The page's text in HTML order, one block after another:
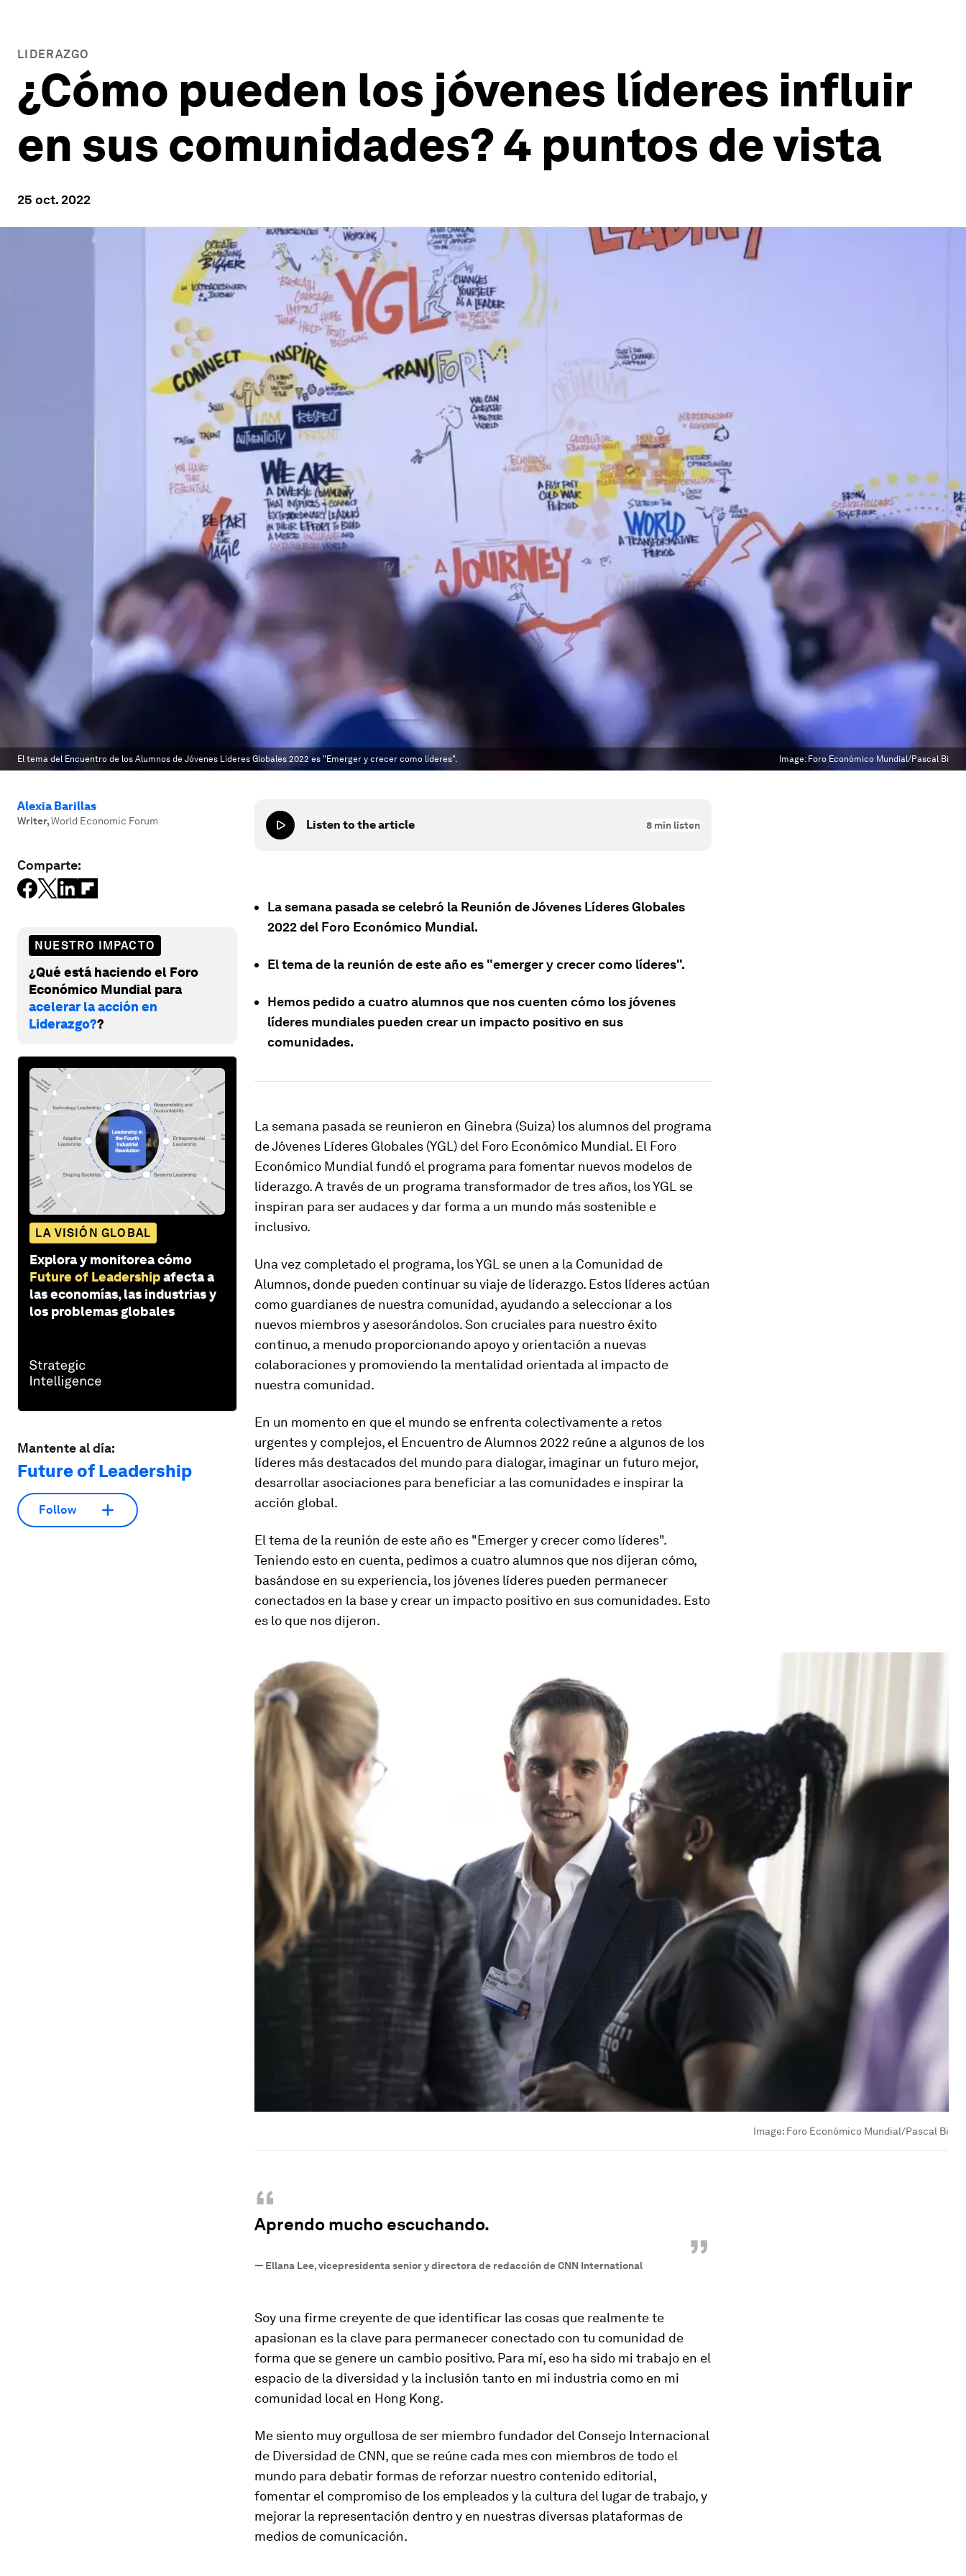
LIDERAZGO
¿Cómo pueden los jóvenes líderes influir
en sus comunidades? 4 puntos de vista
25 oct. 2022
El tema del Encuentro de los Alumnos de Jóvenes Líderes Globales 2022 es "Emerger y crecer como líderes". Image: Foro Económico Mundial/Pascal Bi
Alexia Barillas
Writer,World Economic Forum
Comparte:
NUESTRO IMPACTO
¿Qué está haciendo el Foro
Económico Mundial para
acelerar la acción en
Liderazgo??
LA VISIÓN GLOBAL
Explora y monitorea cómo
Future of Leadershipafecta a
las economías, las industrias y
los problemas globales
Mantente al día:
Future of Leadership
Follow
Listen to the article 8 min listen
La semana pasada se celebró la Reunión de Jóvenes Líderes Globales
2022 del Foro Económico Mundial.
El tema de la reunión de este año es "emerger y crecer como líderes".
Hemos pedido a cuatro alumnos que nos cuenten cómo los jóvenes
líderes mundiales pueden crear un impacto positivo en sus
comunidades.
La semana pasada se reunieron en Ginebra (Suiza) los alumnos del programa
de Jóvenes Líderes Globales (YGL) del Foro Económico Mundial. El Foro
Económico Mundial fundó el programa para fomentar nuevos modelos de
liderazgo. A través de un programa transformador de tres años, los YGL se
inspiran para ser audaces y dar forma a un mundo más sostenible e
inclusivo.
Una vez completado el programa, los YGL se unen a la Comunidad de
Alumnos, donde pueden continuar su viaje de liderazgo. Estos líderes actúan
como guardianes de nuestra comunidad, ayudando a seleccionar a los
nuevos miembros y asesorándolos. Son cruciales para nuestro éxito
continuo, a menudo proporcionando apoyo y orientación a nuevas
colaboraciones y promoviendo la mentalidad orientada al impacto de
nuestra comunidad.
En un momento en que el mundo se enfrenta colectivamente a retos
urgentes y complejos, el Encuentro de Alumnos 2022 reúne a algunos de los
líderes más destacados del mundo para dialogar, imaginar un futuro mejor,
desarrollar asociaciones para beneficiar a las comunidades e inspirar la
acción global.
El tema de la reunión de este año es "Emerger y crecer como líderes".
Teniendo esto en cuenta, pedimos a cuatro alumnos que nos dijeran cómo,
basándose en su experiencia, los jóvenes líderes pueden permanecer
conectados en la base y crear un impacto positivo en sus comunidades. Esto
es lo que nos dijeron.
Image: Foro Económico Mundial/Pascal Bi
“
Aprendo mucho escuchando.
”
— Ellana Lee, vicepresidenta senior y directora de redacción de CNN International
Soy una firme creyente de que identificar las cosas que realmente te
apasionan es la clave para permanecer conectado con tu comunidad de
forma que se genere un cambio positivo. Para mí, eso ha sido mi trabajo en el
espacio de la diversidad y la inclusión tanto en mi industria como en mi
comunidad local en Hong Kong.
Me siento muy orgullosa de ser miembro fundador del Consejo Internacional
de Diversidad de CNN, que se reúne cada mes con miembros de todo el
mundo para debatir formas de reforzar nuestro contenido editorial,
fomentar el compromiso de los empleados y la cultura del lugar de trabajo, y
mejorar la representación dentro y en nuestras diversas plataformas de
medios de comunicación.